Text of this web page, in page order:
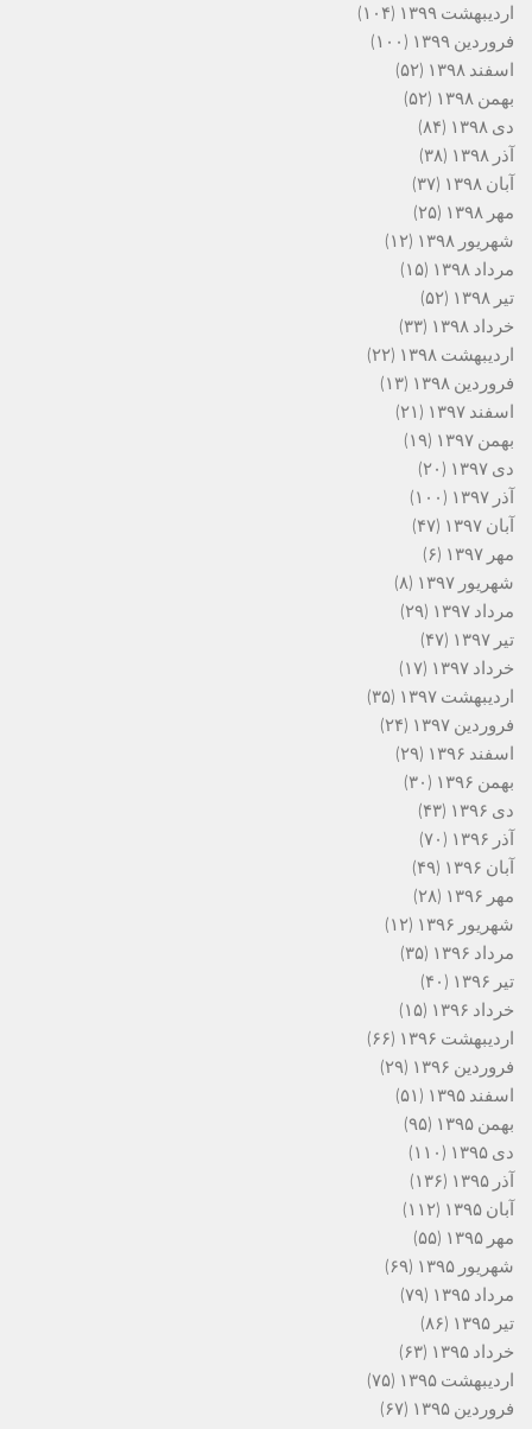
اردیبهشت ۱۳۹۹
(۱۰۴)
فروردین ۱۳۹۹
(۱۰۰)
اسفند ۱۳۹۸
(۵۲)
بهمن ۱۳۹۸
(۵۲)
دی ۱۳۹۸
(۸۴)
آذر ۱۳۹۸
(۳۸)
آبان ۱۳۹۸
(۳۷)
مهر ۱۳۹۸
(۲۵)
شهریور ۱۳۹۸
(۱۲)
مرداد ۱۳۹۸
(۱۵)
تیر ۱۳۹۸
(۵۲)
خرداد ۱۳۹۸
(۳۳)
اردیبهشت ۱۳۹۸
(۲۲)
فروردین ۱۳۹۸
(۱۳)
اسفند ۱۳۹۷
(۲۱)
بهمن ۱۳۹۷
(۱۹)
دی ۱۳۹۷
(۲۰)
آذر ۱۳۹۷
(۱۰۰)
آبان ۱۳۹۷
(۴۷)
مهر ۱۳۹۷
(۶)
شهریور ۱۳۹۷
(۸)
مرداد ۱۳۹۷
(۲۹)
تیر ۱۳۹۷
(۴۷)
خرداد ۱۳۹۷
(۱۷)
اردیبهشت ۱۳۹۷
(۳۵)
فروردین ۱۳۹۷
(۲۴)
اسفند ۱۳۹۶
(۲۹)
بهمن ۱۳۹۶
(۳۰)
دی ۱۳۹۶
(۴۳)
آذر ۱۳۹۶
(۷۰)
آبان ۱۳۹۶
(۴۹)
مهر ۱۳۹۶
(۲۸)
شهریور ۱۳۹۶
(۱۲)
مرداد ۱۳۹۶
(۳۵)
تیر ۱۳۹۶
(۴۰)
خرداد ۱۳۹۶
(۱۵)
اردیبهشت ۱۳۹۶
(۶۶)
فروردین ۱۳۹۶
(۲۹)
اسفند ۱۳۹۵
(۵۱)
بهمن ۱۳۹۵
(۹۵)
دی ۱۳۹۵
(۱۱۰)
آذر ۱۳۹۵
(۱۳۶)
آبان ۱۳۹۵
(۱۱۲)
مهر ۱۳۹۵
(۵۵)
شهریور ۱۳۹۵
(۶۹)
مرداد ۱۳۹۵
(۷۹)
تیر ۱۳۹۵
(۸۶)
خرداد ۱۳۹۵
(۶۳)
اردیبهشت ۱۳۹۵
(۷۵)
فروردین ۱۳۹۵
(۶۷)